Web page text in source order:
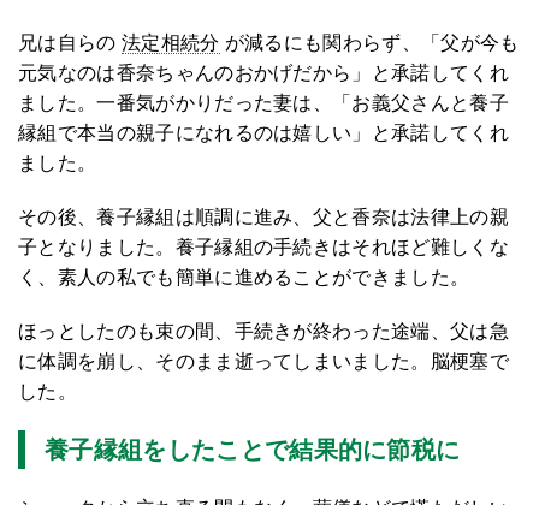
兄は自らの 法定相続分 が減るにも関わらず、「父が今も
元気なのは香奈ちゃんのおかげだから」と承諾してくれ
ました。一番気がかりだった妻は、「お義父さんと養子
縁組で本当の親子になれるのは嬉しい」と承諾してくれ
ました。
その後、養子縁組は順調に進み、父と香奈は法律上の親
子となりました。養子縁組の手続きはそれほど難しくな
く、素人の私でも簡単に進めることができました。
ほっとしたのも束の間、手続きが終わった途端、父は急
に体調を崩し、そのまま逝ってしまいました。脳梗塞で
した。
養子縁組をしたことで結果的に節税に